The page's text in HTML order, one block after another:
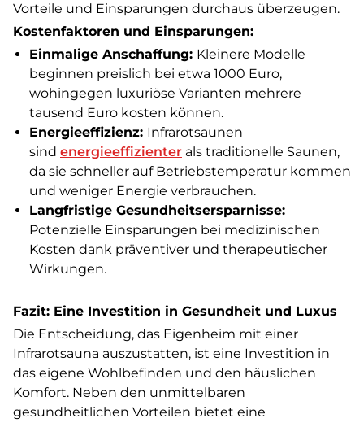
Vorteile und Einsparungen durchaus überzeugen.
Kostenfaktoren und Einsparungen:
Einmalige Anschaffung: Kleinere Modelle
beginnen preislich bei etwa 1000 Euro,
wohingegen luxuriöse Varianten mehrere
tausend Euro kosten können.
Energieeffizienz: Infrarotsaunen
sind energieeffizienter als traditionelle Saunen,
da sie schneller auf Betriebstemperatur kommen
und weniger Energie verbrauchen.
Langfristige Gesundheitsersparnisse:
Potenzielle Einsparungen bei medizinischen
Kosten dank präventiver und therapeutischer
Wirkungen.
Fazit: Eine Investition in Gesundheit und Luxus
Die Entscheidung, das Eigenheim mit einer
Infrarotsauna auszustatten, ist eine Investition in
das eigene Wohlbefinden und den häuslichen
Komfort. Neben den unmittelbaren
gesundheitlichen Vorteilen bietet eine